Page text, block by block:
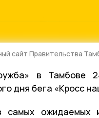
сайт Правительства
в Тамбове
дня бега «Кросс
ожидаемых